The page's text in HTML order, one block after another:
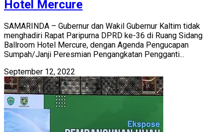
Hotel Mercure
SAMARINDA – Gubernur dan Wakil Gubernur Kaltim tidak
menghadiri Rapat Paripurna DPRD ke-36 di Ruang Sidang
Ballroom Hotel Mercure, dengan Agenda Pengucapan
Sumpah/Janji Peresmian Pengangkatan Pengganti...
September 12, 2022